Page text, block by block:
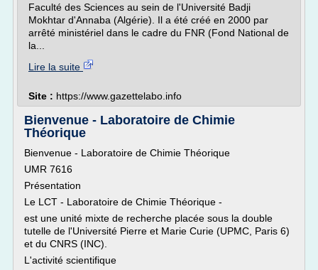
Faculté des Sciences au sein de l'Université Badji
Mokhtar d'Annaba (Algérie). Il a été créé en 2000 par
arrêté ministériel dans le cadre du FNR (Fond National de
la...
Lire la suite
Site : https://www.gazettelabo.info
Bienvenue - Laboratoire de Chimie
Théorique
Bienvenue - Laboratoire de Chimie Théorique
UMR 7616
Présentation
Le LCT - Laboratoire de Chimie Théorique -
est une unité mixte de recherche placée sous la double
tutelle de l'Université Pierre et Marie Curie (UPMC, Paris 6)
et du CNRS (INC).
L'activité scientifique